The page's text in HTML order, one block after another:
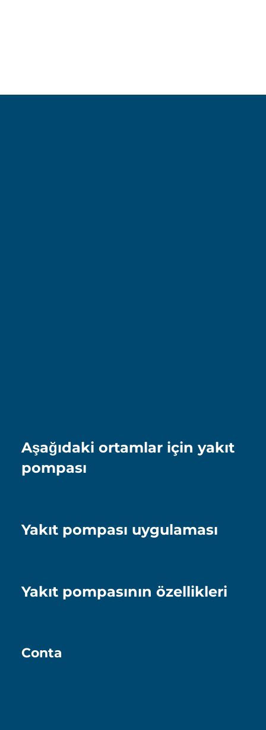
Aşağıdaki ortamlar için yakıt
pompası
Yakıt pompası uygulaması
Yakıt pompasının özellikleri
Conta